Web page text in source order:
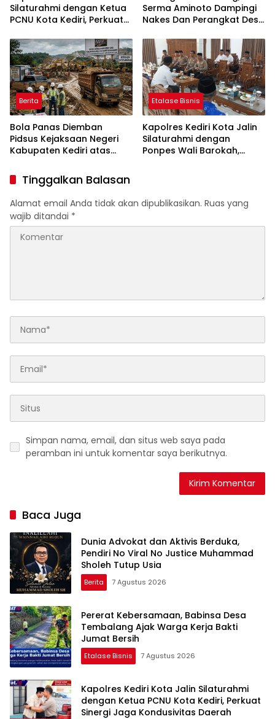
Silaturahmi dengan Ketua
PCNU Kota Kediri, Perkuat
Daerah
Serma Aminoto Dampingi
Nakes Dan Perangkat Desa
Berita
Bola Panas Diemban
Pidsus Kejaksaan Negeri
Kabupaten Kediri atas
Penggunaan Material
Ilegal Proyek Tol Kediri
Oleh PT. HASTARI JAYA
SENTOSA
Etalase Bisnis
Kapolres Kediri Kota Jalin
Silaturahmi dengan
Ponpes Wali Barokah,
Tinggalkan Balasan
Alamat email Anda tidak akan dipublikasikan. Ruas yang
wajib ditandai *
Simpan nama, email, dan situs web saya pada
peramban ini untuk komentar saya berikutnya.
Baca Juga
Dunia Advokat dan Aktivis Berduka,
Pendiri No Viral No Justice Muhammad
Sholeh Tutup Usia
Berita 7 Agustus 2026
Pererat Kebersamaan, Babinsa Desa
Tembalang Ajak Warga Kerja Bakti
Jumat Bersih
Etalase Bisnis 7 Agustus 2026
Kapolres Kediri Kota Jalin Silaturahmi
dengan Ketua PCNU Kota Kediri, Perkuat
Sinergi Jaga Kondusivitas Daerah